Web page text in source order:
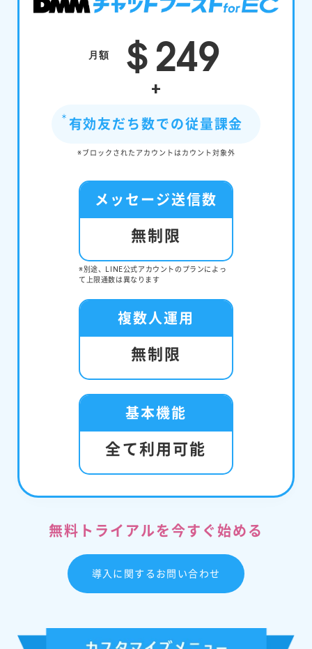
月額 ＄249
+
有効友だち数での従量課金
※ブロックされたアカウントはカウント対象外
メッセージ送信数
無制限
※別途、LINE公式アカウントのプランによっ
て上限通数は異なります
複数人運用
無制限
基本機能
全て利用可能
無料トライアルを今すぐ始める
導入に関するお問い合わせ